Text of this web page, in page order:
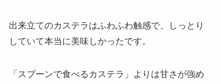
出来立てのカステラはふわふわ触感で、しっとり
していて本当に美味しかったです。
「スプーンで食べるカステラ」よりは甘さが強め